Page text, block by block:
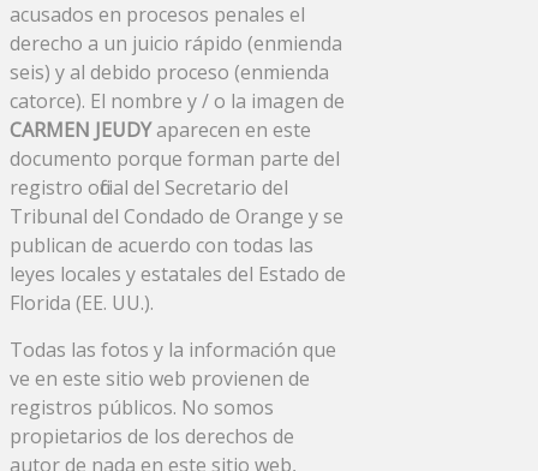
acusados ​​en procesos penales el
derecho a un juicio rápido (enmienda
seis) y al debido proceso (enmienda
catorce). El nombre y / o la imagen de
CARMEN JEUDYaparecen en este
documento porque forman parte del
registro oficial del Secretario del
Tribunal del Condado de Orange y se
publican de acuerdo con todas las
leyes locales y estatales del Estado de
Florida (EE. UU.).
Todas las fotos y la información que
ve en este sitio web provienen de
registros públicos. No somos
propietarios de los derechos de
autor de nada en este sitio web,